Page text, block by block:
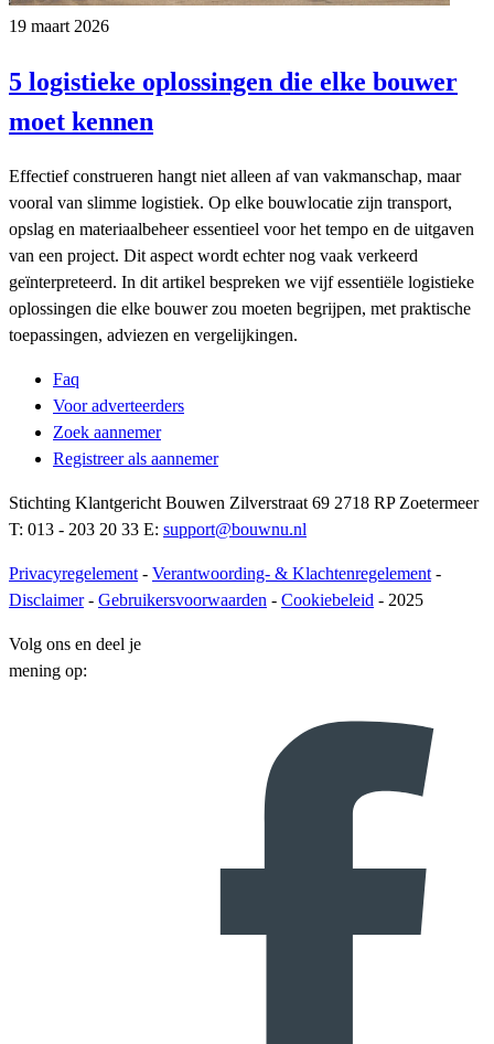
19 maart 2026
5 logistieke oplossingen die elke bouwer
moet kennen
Effectief construeren hangt niet alleen af van vakmanschap, maar
vooral van slimme logistiek. Op elke bouwlocatie zijn transport,
opslag en materiaalbeheer essentieel voor het tempo en de uitgaven
van een project. Dit aspect wordt echter nog vaak verkeerd
geïnterpreteerd. In dit artikel bespreken we vijf essentiële logistieke
oplossingen die elke bouwer zou moeten begrijpen, met praktische
toepassingen, adviezen en vergelijkingen.
Faq
Voor adverteerders
Zoek aannemer
Registreer als aannemer
Stichting Klantgericht Bouwen Zilverstraat 69 2718 RP Zoetermeer
T: 013 - 203 20 33 E: support@bouwnu.nl
Privacyregelement - Verantwoording- & Klachtenregelement -
Disclaimer- Gebruikersvoorwaarden - Cookiebeleid - 2025
Volg ons en deel je
mening op: